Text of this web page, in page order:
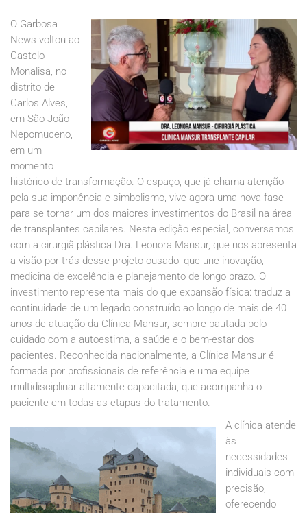
O Garbosa
News voltou ao
Castelo
Monalisa, no
distrito de
Carlos Alves,
em São João
Nepomuceno,
em um
momento
histórico de transformação. O espaço, que já chama atenção
pela sua imponência e simbolismo, vive agora uma nova fase
para se tornar um dos maiores investimentos do Brasil na área
de transplantes capilares. Nesta edição especial, conversamos
com a cirurgiã plástica Dra. Leonora Mansur, que nos apresenta
a visão por trás desse projeto ousado, que une inovação,
medicina de excelência e planejamento de longo prazo. O
investimento representa mais do que expansão física: traduz a
continuidade de um legado construído ao longo de mais de 40
anos de atuação da Clínica Mansur, sempre pautada pelo
cuidado com a autoestima, a saúde e o bem-estar dos
pacientes. Reconhecida nacionalmente, a Clínica Mansur é
formada por profissionais de referência e uma equipe
multidisciplinar altamente capacitada, que acompanha o
paciente em todas as etapas do tratamento.
A clínica atende
às
necessidades
individuais com
precisão,
oferecendo